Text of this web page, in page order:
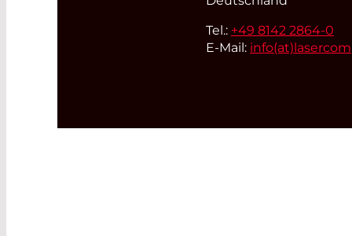
Tel.: +49 8142 2864-0
E-Mail: info(at)